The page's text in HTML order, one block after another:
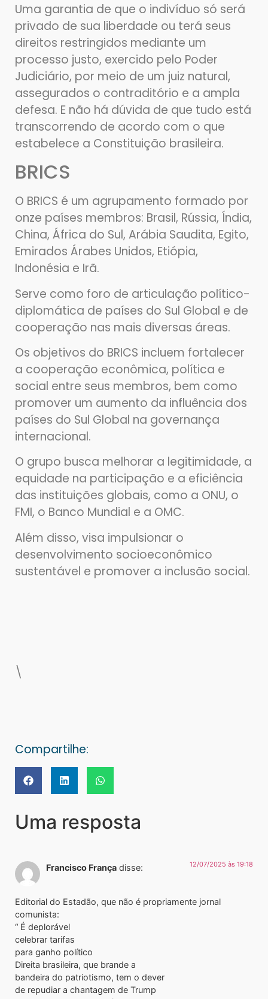
Uma garantia de que o indivíduo só será
privado de sua liberdade ou terá seus
direitos restringidos mediante um
processo justo, exercido pelo Poder
Judiciário, por meio de um juiz natural,
assegurados o contraditório e a ampla
defesa. E não há dúvida de que tudo está
transcorrendo de acordo com o que
estabelece a Constituição brasileira.
BRICS
O BRICS é um agrupamento formado por
onze países membros: Brasil, Rússia, Índia,
China, África do Sul, Arábia Saudita, Egito,
Emirados Árabes Unidos, Etiópia,
Indonésia e Irã.
Serve como foro de articulação político-
diplomática de países do Sul Global e de
cooperação nas mais diversas áreas.
Os objetivos do BRICS incluem fortalecer
a cooperação econômica, política e
social entre seus membros, bem como
promover um aumento da influência dos
países do Sul Global na governança
internacional.
O grupo busca melhorar a legitimidade, a
equidade na participação e a eficiência
das instituições globais, como a ONU, o
FMI, o Banco Mundial e a OMC.
Além disso, visa impulsionar o
desenvolvimento socioeconômico
sustentável e promover a inclusão social.
\
Compartilhe:
Uma resposta
Francisco França disse: 12/07/2025 às 19:18
Editorial do Estadão, que não é propriamente jornal
comunista:
“ É deplorável
celebrar tarifas
para ganho político
Direita brasileira, que brande a
bandeira do patriotismo, tem o dever
de repudiar a chantagem de Trump